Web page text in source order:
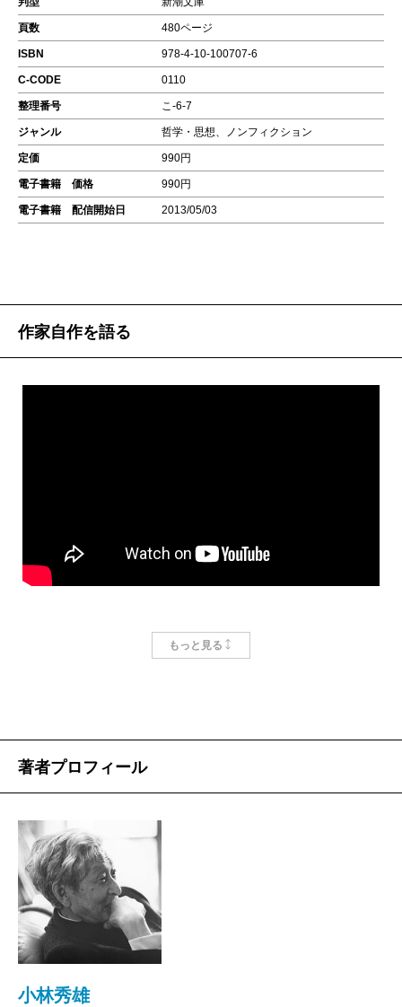
頁数 480ページ
ISBN 978-4-10-100707-6
C-CODE 0110
整理番号 こ-6-7
ジャンル 哲学・思想、ノンフィクション
定価 990円
電子書籍 価格 990円
電子書籍 配信開始日 2013/05/03
作家自作を語る
【収録時期】1983（昭和58）年4月
もっと見る
著者プロフィール
小林秀雄